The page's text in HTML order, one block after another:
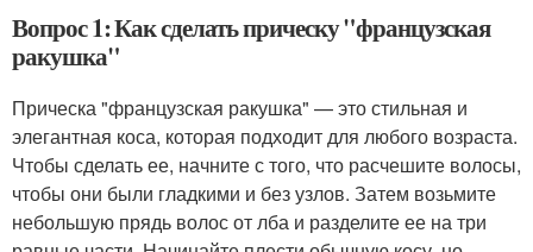
Вопрос 1: Как сделать прическу "французская
ракушка"
Прическа "французская ракушка" — это стильная и
элегантная коса, которая подходит для любого возраста.
Чтобы сделать ее, начните с того, что расчешите волосы,
чтобы они были гладкими и без узлов. Затем возьмите
небольшую прядь волос от лба и разделите ее на три